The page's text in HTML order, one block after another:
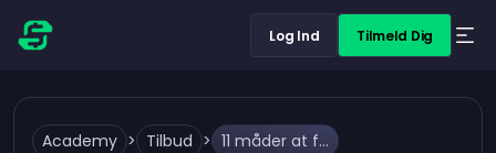
Log Ind Tilmeld Dig
Academy > Tilbud > 11 måder at få gratis energi i Animals & Coins (+ et hemmeligt trick)